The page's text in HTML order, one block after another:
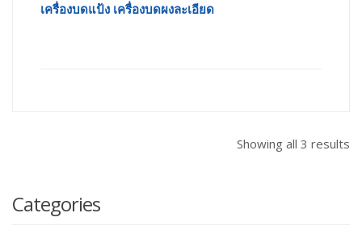
เครื่องบดแป้ง เครื่องบดผงละเอียด
Showing all 3 results
Categories